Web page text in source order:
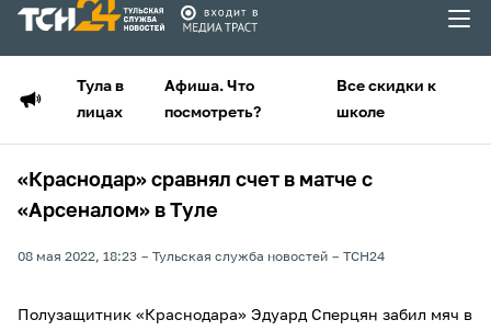
Тула в
лицах
Афиша. Что
посмотреть?
Все скидки к
школе
«Краснодар» сравнял счет в матче с
«Арсеналом» в Туле
08 мая 2022, 18:23 Тульская служба новостей ТСН24
Полузащитник «Краснодара» Эдуард Сперцян забил мяч в